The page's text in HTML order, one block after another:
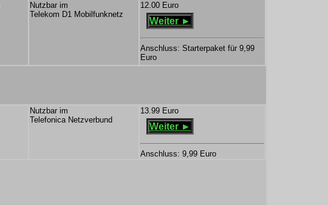
Nutzbar im
Telekom D1 Mobilfunknetz
12.00 Euro
Weiter ►
Anschluss: Starterpaket für 9,99
Euro
Nutzbar im
Telefonica Netzverbund
13.99 Euro
Weiter ►
Anschluss: 9,99 Euro